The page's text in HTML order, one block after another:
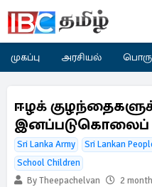
முகப்பு அரசியல்
ஈழக்
இனப்படுகொலைப்
Sri Lanka Army Sri Lankan
School Children
By Theepachelvan
2